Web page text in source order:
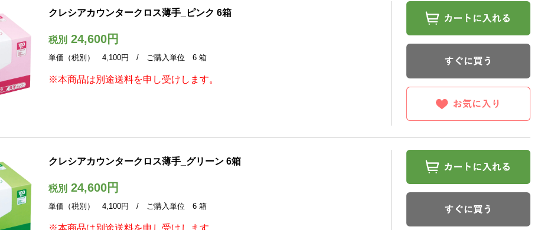
クレシアカウンタークロス薄手_ピンク 6箱
税別24,600円
単価（税別） 4,100円 / ご購入単位 6 箱
※本商品は別途送料を申し受けします。
クレシアカウンタークロス薄手_グリーン 6箱
税別24,600円
単価（税別） 4,100円 / ご購入単位 6 箱
※本商品は別途送料を申し受けします。